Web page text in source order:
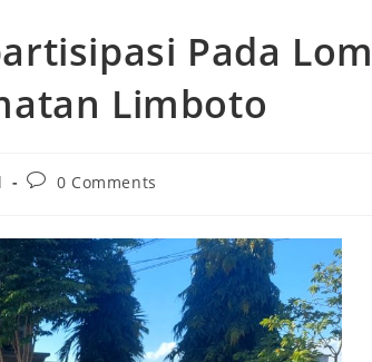
Pada
Limboto
Post0 Comments